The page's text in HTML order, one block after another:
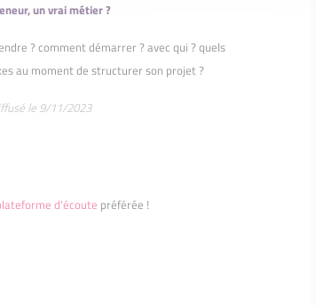
un vrai métier ?
? comment démarrer ? avec qui ? quels
au moment de structurer son projet ?
le 9/11/2023
d'écoute préférée !